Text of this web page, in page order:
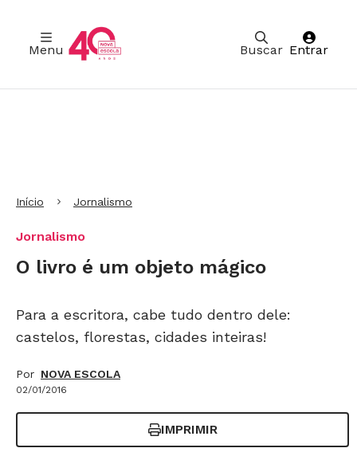
Buscar
Menu Entrar
Início Jornalismo
Jornalismo
O livro é um objeto mágico
Para a escritora, cabe tudo dentro dele:
castelos, florestas, cidades inteiras!
Por NOVA ESCOLA
02/01/2016
IMPRIMIR